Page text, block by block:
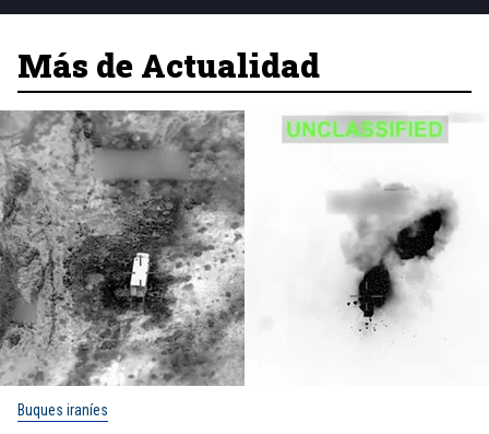
Más de Actualidad
Buques iraníes